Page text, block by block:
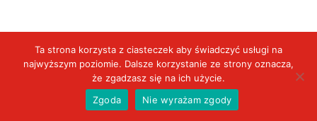
VIDEO Wydarzenia
Ta strona korzysta z ciasteczek aby świadczyć usługi na
najwyższym poziomie. Dalsze korzystanie ze strony oznacza,
że zgadzasz się na ich użycie.
Zgoda
Nie wyrażam zgody